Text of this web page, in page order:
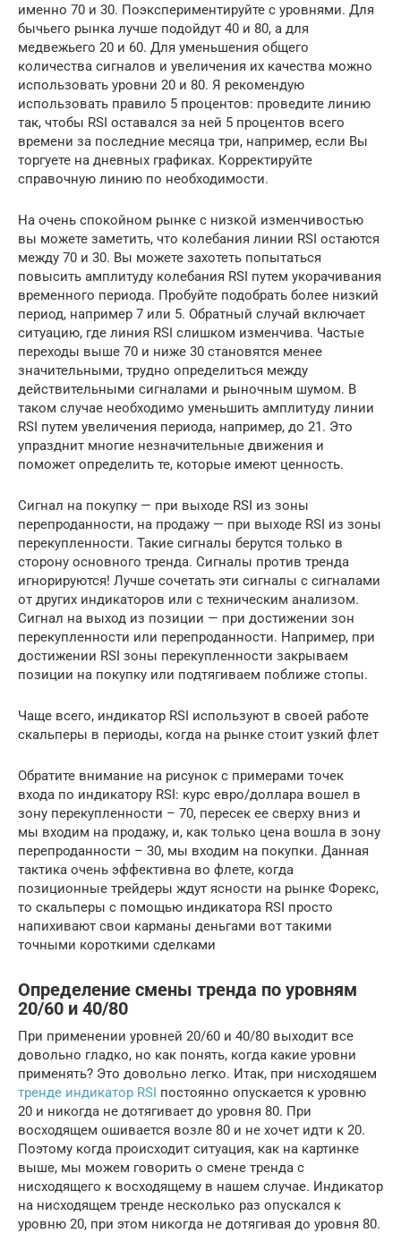
именно 70 и 30. Поэкспериментируйте с уровнями. Для
бычьего рынка лучше подойдут 40 и 80, а для
медвежьего 20 и 60. Для уменьшения общего
количества сигналов и увеличения их качества можно
использовать уровни 20 и 80. Я рекомендую
использовать правило 5 процентов: проведите линию
так, чтобы RSI оставался за ней 5 процентов всего
времени за последние месяца три, например, если Вы
торгуете на дневных графиках. Корректируйте
справочную линию по необходимости.
На очень спокойном рынке с низкой изменчивостью
вы можете заметить, что колебания линии RSI остаются
между 70 и 30. Вы можете захотеть попытаться
повысить амплитуду колебания RSI путем укорачивания
временного периода. Пробуйте подобрать более низкий
период, например 7 или 5. Обратный случай включает
ситуацию, где линия RSI слишком изменчива. Частые
переходы выше 70 и ниже 30 становятся менее
значительными, трудно определиться между
действительными сигналами и рыночным шумом. В
таком случае необходимо умень­шить амплитуду линии
RSI путем увеличения периода, например, до 21. Это
упразднит многие незначительные движения и
поможет определить те, которые имеют ценность.
Сигнал на покупку — при выходе RSI из зоны
перепроданности, на продажу — при выходе RSI из зоны
перекупленности. Такие сигналы берутся только в
сторону основного тренда. Сигналы против тренда
игнорируются! Лучше сочетать эти сигналы с сигналами
от других индикаторов или с техническим анализом.
Сигнал на выход из позиции — при достижении зон
перекупленности или перепроданности. Например, при
достижении RSI зоны перекупленности закрываем
позиции на покупку или подтягиваем поближе стопы.
Чаще всего, индикатор RSI используют в своей работе
скальперы в периоды, когда на рынке стоит узкий флет
Обратите внимание на рисунок с примерами точек
входа по индикатору RSI: курс евро/доллара вошел в
зону перекупленности – 70, пересек ее сверху вниз и
мы входим на продажу, и, как только цена вошла в зону
перепроданности – 30, мы входим на покупки. Данная
тактика очень эффективна во флете, когда
позиционные трейдеры ждут ясности на рынке Форекс,
то скальперы с помощью индикатора RSI просто
напихивают свои карманы деньгами вот такими
точными короткими сделками
Определение смены тренда по уровням
20/60 и 40/80
При применении уровней 20/60 и 40/80 выходит все
довольно гладко, но как понять, когда какие уровни
применять? Это довольно легко. Итак, при нисходяшем
тренде индикатор RSI постоянно опускается к уровню
20 и никогда не дотягивает до уровня 80. При
восходящем ошивается возле 80 и не хочет идти к 20.
Поэтому когда происходит ситуация, как на картинке
выше, мы можем говорить о смене тренда с
нисходящего к восходящему в нашем случае. Индикатор
на нисходящем тренде несколько раз опускался к
уровню 20, при этом никогда не дотягивая до уровня 80.